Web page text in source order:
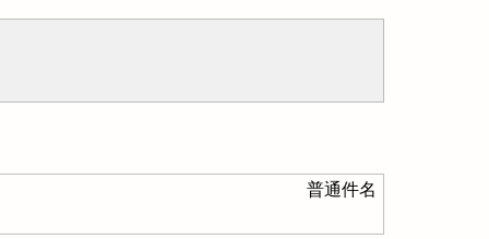
普通件名